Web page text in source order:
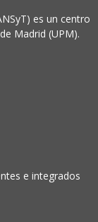
es un centro
Madrid (UPM).
e integrados